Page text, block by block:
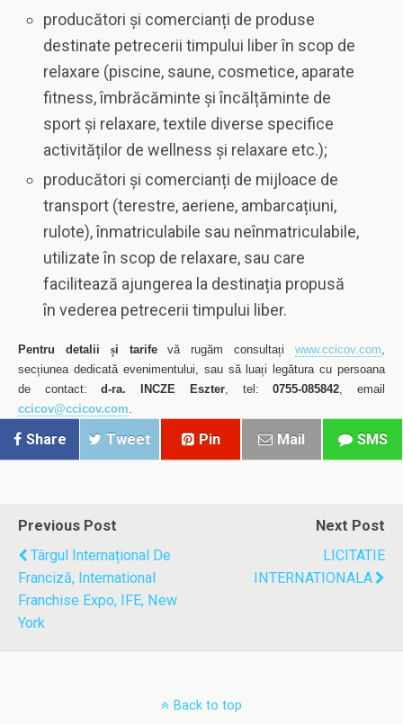
producători și comercianți de produse
destinate petrecerii timpului liber în scop de
relaxare (piscine, saune, cosmetice, aparate
fitness, îmbrăcăminte și încălțăminte de
sport și relaxare, textile diverse specifice
activităților de wellness și relaxare etc.);
producători și comercianți de mijloace de
transport (terestre, aeriene, ambarcațiuni,
rulote), înmatriculabile sau neînmatriculabile,
utilizate în scop de relaxare, sau care
facilitează ajungerea la destinația propusă
în vederea petrecerii timpului liber.
Pentru detalii și tarifevă rugăm consultațiwww.ccicov.com
secțiunea dedicată evenimentului, sau să luați legătura cu persoana
de contact:d-ra. INCZE Eszter, tel:0755-085842 , email
ccicov@ccicov.com
Share Tweet Pin Mail SMS
Previous Post
Târgul Internațional De
Franciză, International
Franchise Expo, IFE, New
York
Next Post
LICITATIE
INTERNATIONALA
Back to top